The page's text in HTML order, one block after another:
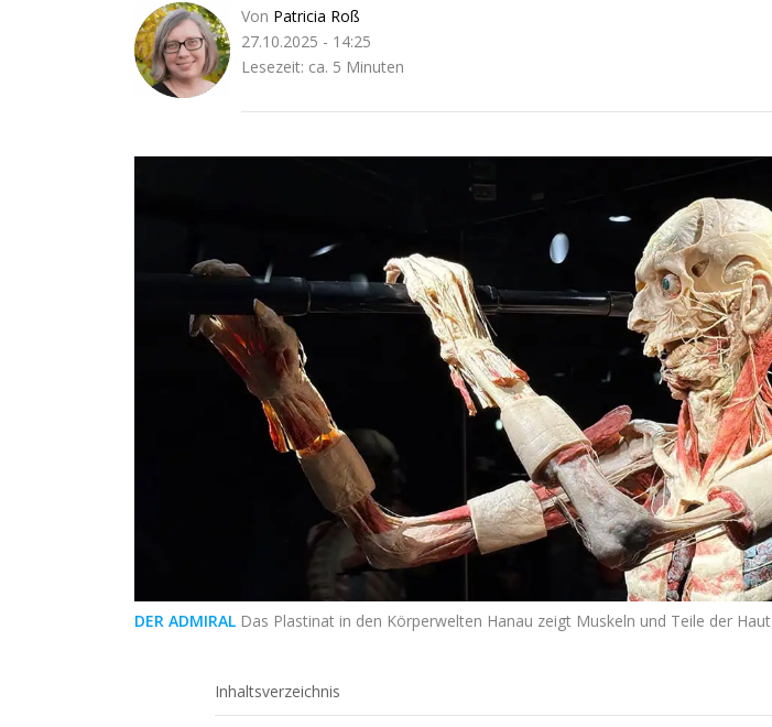
Von Patricia Roß
27.10.2025 - 14:25
Lesezeit: ca. 5 Minuten
DER ADMIRAL Das Plastinat in den Körperwelten Hanau zeigt Muskeln und Teile der Haut
Inhaltsverzeichnis